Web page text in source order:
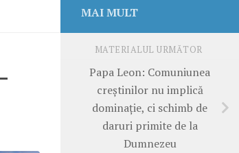
MAI MULT
MATERIALUL URMĂTOR
Papa Leon: Comuniunea
creștinilor nu implică
dominație, ci schimb de
daruri primite de la
Dumnezeu